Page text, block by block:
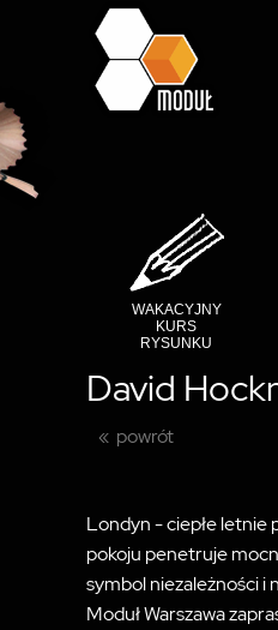
WAKACYJNY
KURS
RYSUNKU
David
powrót
Londyn - ciepłe letnie
pokoju penetruje
symbol niezależności i
Moduł Warszawa